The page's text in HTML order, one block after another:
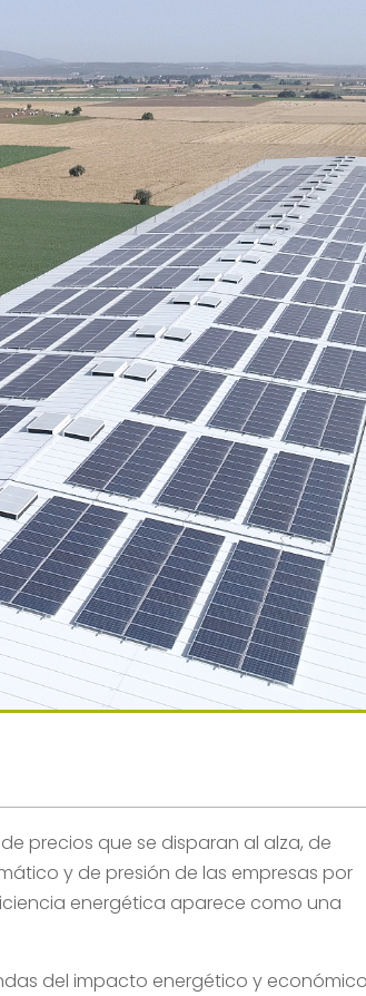
precios que se disparan al alza, de
y de presión de las empresas por
energética aparece como una
del impacto energético y económico